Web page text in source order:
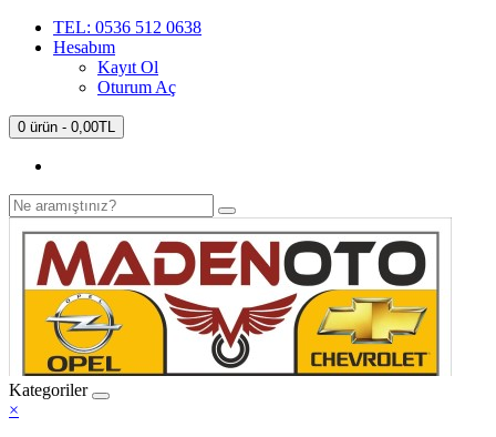
TEL: 0536 512 0638
Hesabım
Kayıt Ol
Oturum Aç
0 ürün - 0,00TL
Kategoriler
×